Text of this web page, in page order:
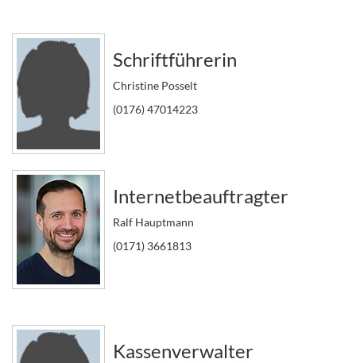
Schriftführerin
Christine Posselt
(0176) 47014223
Internetbeauftragter
Ralf Hauptmann
(0171) 3661813
Kassenverwalter